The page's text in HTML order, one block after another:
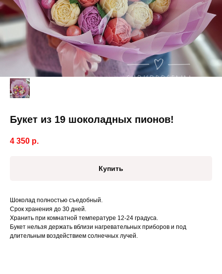
Букет из 19 шоколадных пионов!
4 350 р.
Купить
Шоколад полностью съедобный.
Срок хранения до 30 дней.
Хранить при комнатной температуре 12-24 градуса.
Букет нельзя держать вблизи нагревательных приборов и под
длительным воздействием солнечных лучей.